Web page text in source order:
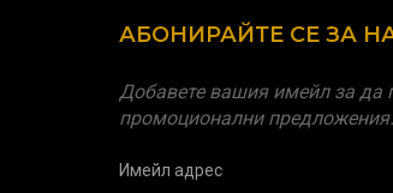
АБОНИРАЙТЕ СЕ ЗА
Добавете вашия имейл за да
промоционални предложения.